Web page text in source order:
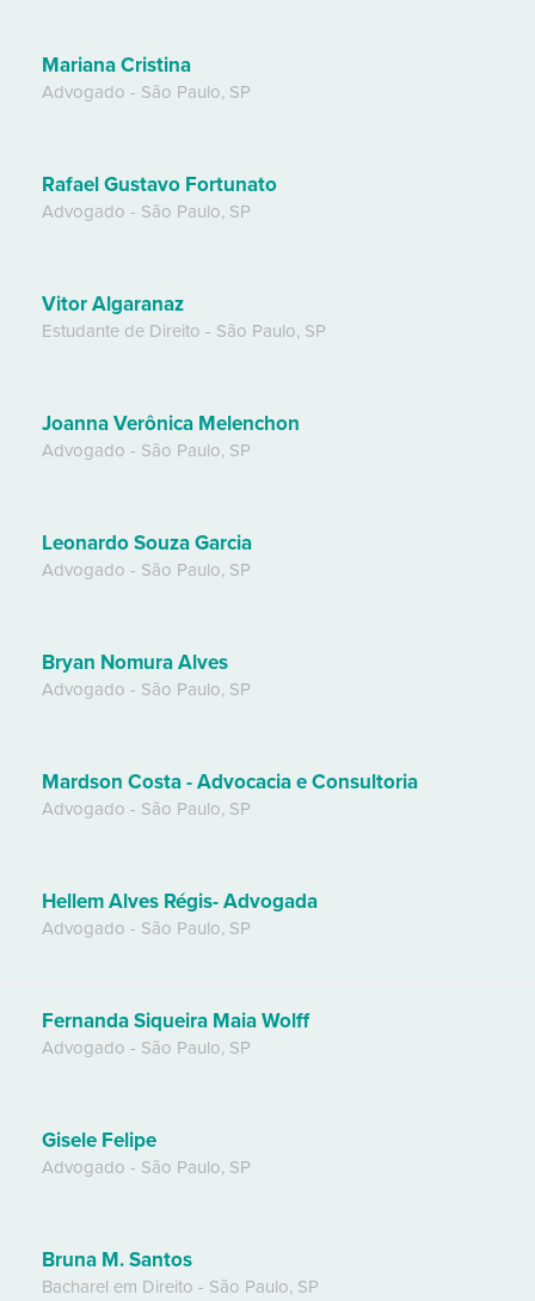
Mariana Cristina
Advogado - São Paulo, SP
Rafael Gustavo Fortunato
Advogado - São Paulo, SP
Vitor Algaranaz
Estudante de Direito - São Paulo, SP
Joanna Verônica Melenchon
Advogado - São Paulo, SP
Leonardo Souza Garcia
Advogado - São Paulo, SP
Bryan Nomura Alves
Advogado - São Paulo, SP
Mardson Costa - Advocacia e Consultoria
Advogado - São Paulo, SP
Hellem Alves Régis- Advogada
Advogado - São Paulo, SP
Fernanda Siqueira Maia Wolff
Advogado - São Paulo, SP
Gisele Felipe
Advogado - São Paulo, SP
Bruna M. Santos
Bacharel em Direito - São Paulo, SP